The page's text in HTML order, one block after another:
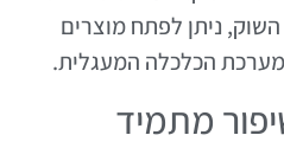
ניתן לפתח מוצרים
הכלכלה המעגלית.
מתמיד